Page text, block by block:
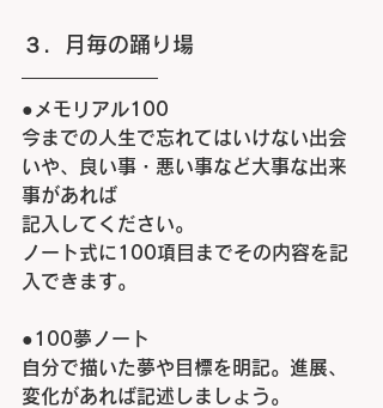
３．月毎の踊り場
● メモリアル100
今までの人生で忘れてはいけない出会
いや、良い事 ・ 悪い事など大事な出来
事があれば
記入してください。
ノート式に100項目までその内容を記
入できます。
●100夢ノート
自分で描いた夢や目標を明記。進展、
変化があれば記述しましょう。